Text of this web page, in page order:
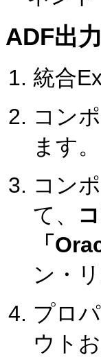
ADF出
統合
コン
ます。
コン
て、
「
ン・
プロ
ウト